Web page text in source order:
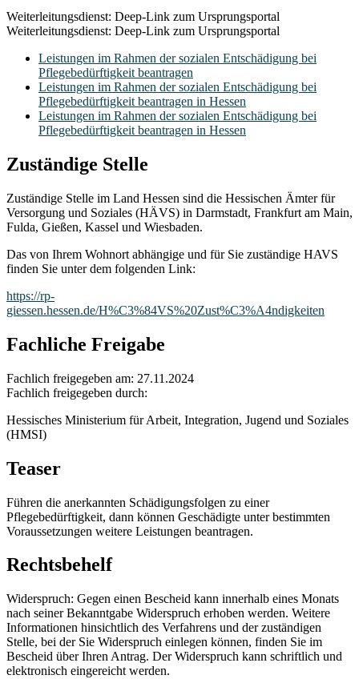
Weiterleitungsdienst: Deep-Link zum Ursprungsportal
Weiterleitungsdienst: Deep-Link zum Ursprungsportal
Leistungen im Rahmen der sozialen Entschädigung bei
Pflegebedürftigkeit beantragen
Leistungen im Rahmen der sozialen Entschädigung bei
Pflegebedürftigkeit beantragen in Hessen
Leistungen im Rahmen der sozialen Entschädigung bei
Pflegebedürftigkeit beantragen in Hessen
Zuständige Stelle
Zuständige Stelle im Land Hessen sind die Hessischen Ämter für
Versorgung und Soziales (HÄVS) in Darmstadt, Frankfurt am Main,
Fulda, Gießen, Kassel und Wiesbaden.
Das von Ihrem Wohnort abhängige und für Sie zuständige HAVS
finden Sie unter dem folgenden Link:
https://rp-
giessen.hessen.de/H%C3%84VS%20Zust%C3%A4ndigkeiten
Fachliche Freigabe
Fachlich freigegeben am: 27.11.2024
Fachlich freigegeben durch:
Hessisches Ministerium für Arbeit, Integration, Jugend und Soziales
(HMSI)
Teaser
Führen die anerkannten Schädigungsfolgen zu einer
Pflegebedürftigkeit, dann können Geschädigte unter bestimmten
Voraussetzungen weitere Leistungen beantragen.
Rechtsbehelf
Widerspruch: Gegen einen Bescheid kann innerhalb eines Monats
nach seiner Bekanntgabe Widerspruch erhoben werden. Weitere
Informationen hinsichtlich des Verfahrens und der zuständigen
Stelle, bei der Sie Widerspruch einlegen können, finden Sie im
Bescheid über Ihren Antrag. Der Widerspruch kann schriftlich und
elektronisch eingereicht werden.